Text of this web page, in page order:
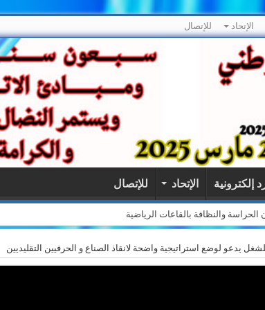
الإتحاد للإتصال
إلكترونية الإتحاد للإتصال
والنظافة بالقاعات الرياضية
يدعو لوضع استراتيجية واضحة لانقاذ الصناع و الحرفيين التقليديين